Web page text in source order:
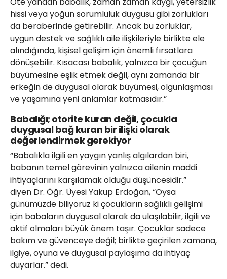
hissi veya yoğun sorumluluk duygusu gibi zorlukları
da beraberinde getirebilir. Ancak bu zorluklar,
uygun destek ve sağlıklı aile ilişkileriyle birlikte ele
alındığında, kişisel gelişim için önemli fırsatlara
dönüşebilir. Kısacası babalık, yalnızca bir çocuğun
büyümesine eşlik etmek değil, aynı zamanda bir
erkeğin de duygusal olarak büyümesi, olgunlaşması
ve yaşamına yeni anlamlar katmasıdır.”
Babalığı; otorite kuran değil, çocukla
duygusal bağ kuran bir ilişki olarak
değerlendirmek gerekiyor
“Babalıkla ilgili en yaygın yanlış algılardan biri,
babanın temel görevinin yalnızca ailenin maddi
ihtiyaçlarını karşılamak olduğu düşüncesidir.”
diyen Dr. Öğr. Üyesi Yakup Erdoğan, “Oysa
günümüzde biliyoruz ki çocukların sağlıklı gelişimi
için babaların duygusal olarak da ulaşılabilir, ilgili ve
aktif olmaları büyük önem taşır. Çocuklar sadece
bakım ve güvenceye değil; birlikte geçirilen zamana,
ilgiye, oyuna ve duygusal paylaşıma da ihtiyaç
duyarlar.” dedi.